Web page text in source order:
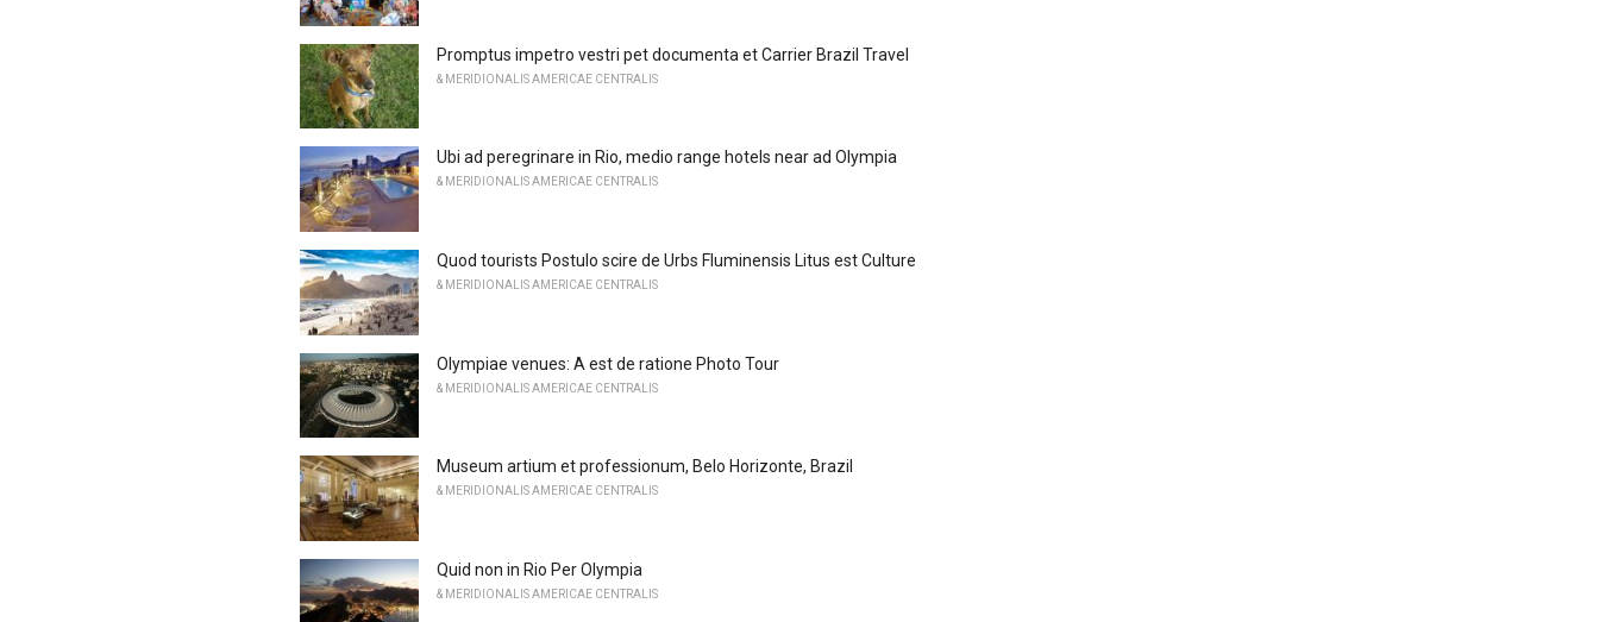
Promptus impetro vestri pet documenta et Carrier Brazil Travel
& MERIDIONALIS AMERICAE CENTRALIS
Ubi ad peregrinare in Rio, medio range hotels near ad Olympia
& MERIDIONALIS AMERICAE CENTRALIS
Quod tourists Postulo scire de Urbs Fluminensis Litus est Culture
& MERIDIONALIS AMERICAE CENTRALIS
Olympiae venues: A est de ratione Photo Tour
& MERIDIONALIS AMERICAE CENTRALIS
Museum artium et professionum, Belo Horizonte, Brazil
& MERIDIONALIS AMERICAE CENTRALIS
Quid non in Rio Per Olympia
& MERIDIONALIS AMERICAE CENTRALIS